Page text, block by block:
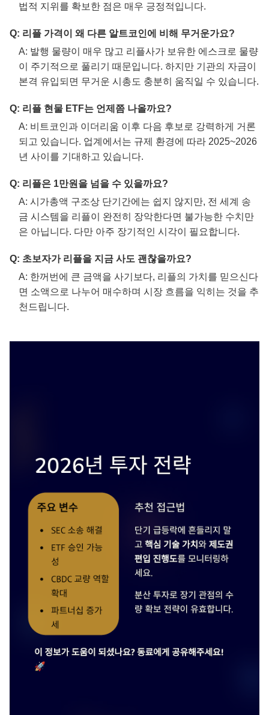
법적 지위를 확보한 점은 매우 긍정적입니다.
Q: 리플 가격이 왜 다른 알트코인에 비해 무거운가요?
A: 발행 물량이 매우 많고 리플사가 보유한 에스크로 물량
이 주기적으로 풀리기 때문입니다. 하지만 기관의 자금이
본격 유입되면 무거운 시총도 충분히 움직일 수 있습니다.
Q: 리플 현물 ETF는 언제쯤 나올까요?
A: 비트코인과 이더리움 이후 다음 후보로 강력하게 거론
되고 있습니다. 업계에서는 규제 환경에 따라 2025~2026
년 사이를 기대하고 있습니다.
Q: 리플은 1만원을 넘을 수 있을까요?
A: 시가총액 구조상 단기간에는 쉽지 않지만, 전 세계 송
금 시스템을 리플이 완전히 장악한다면 불가능한 수치만
은 아닙니다. 다만 아주 장기적인 시각이 필요합니다.
Q: 초보자가 리플을 지금 사도 괜찮을까요?
A: 한꺼번에 큰 금액을 사기보다, 리플의 가치를 믿으신다
면 소액으로 나누어 매수하며 시장 흐름을 익히는 것을 추
천드립니다.